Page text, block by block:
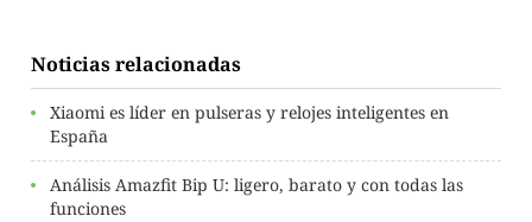
Noticias relacionadas
Xiaomi es líder en pulseras y relojes inteligentes en
España
Análisis Amazfit Bip U: ligero, barato y con todas las
funciones